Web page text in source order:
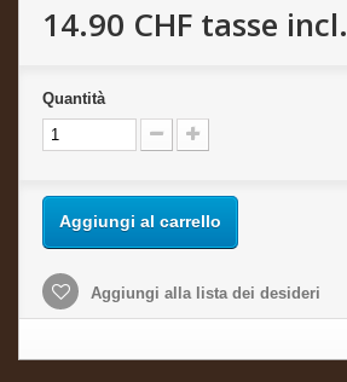
14.90 CHF tasse incl.
Quantità
Aggiungi al carrello
Aggiungi alla lista dei desideri